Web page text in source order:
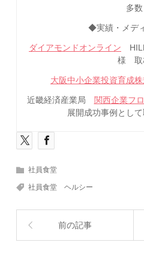
多数
◆実績・メデ
ダイアモンドオンライン
様 取
大阪中小企業投資育成
近畿経済産業局 関西企業フ
展開成功事例とし
社員食堂
社員食堂 ヘルシー
前の記事